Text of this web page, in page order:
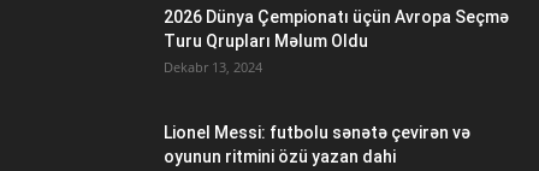
2026 Dünya Çempionatı üçün Avropa Seçmə
Turu Qrupları Məlum Oldu
Dekabr 13, 2024
Lionel Messi: futbolu sənətə çevirən və
oyunun ritmini özü yazan dahi